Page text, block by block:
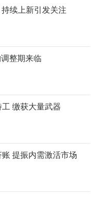
续上新引发关注
整期来临
缴获大量武器
提振内需激活市场